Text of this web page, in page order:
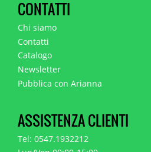
CONTATTI
Chi siamo
Contatti
Catalogo
Newsletter
Pubblica con Arianna
ASSISTENZA CLIENTI
Tel: 0547.1932212